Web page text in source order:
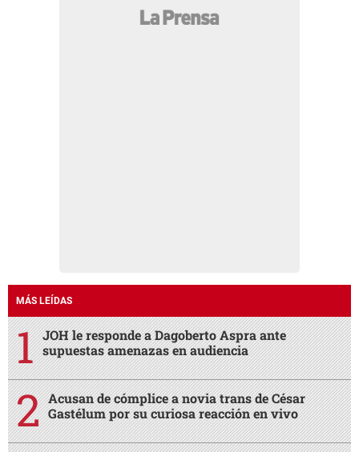
MÁS LEÍDAS
JOH le responde a Dagoberto Aspra ante
supuestas amenazas en audiencia
Acusan de cómplice a novia trans de César
Gastélum por su curiosa reacción en vivo